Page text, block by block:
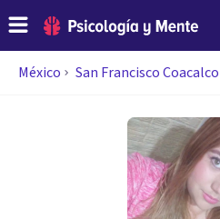
México San Francisco Coacalco